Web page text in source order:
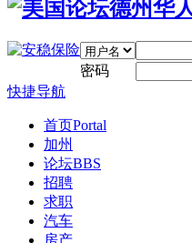
密码
快捷导航
首页Portal
加州
论坛BBS
招聘
求职
汽车
房产